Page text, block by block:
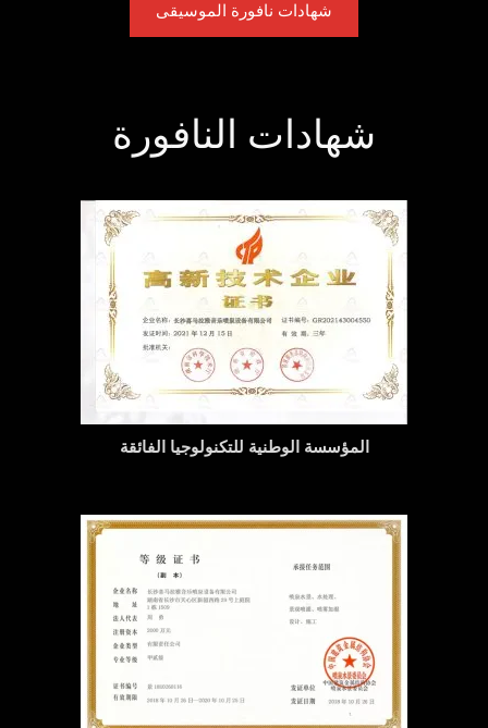
شهادات نافورة الموسيقى
شهادات النافورة
المؤسسة الوطنية للتكنولوجيا الفائقة